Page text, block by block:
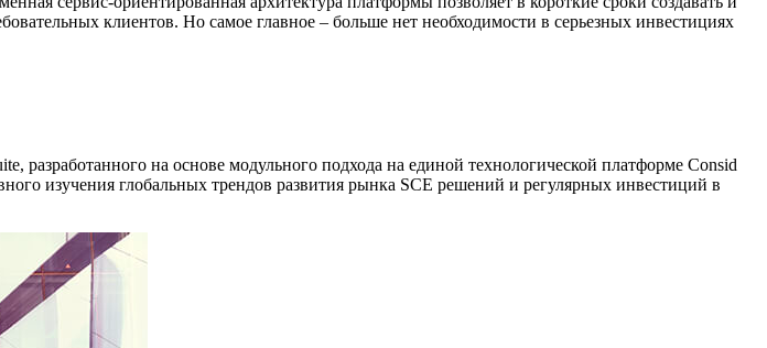
клиентов. Но самое главное – больше нет необходимости в серьезных инвестициях
разработанного на основе модульного подхода на единой технологической платформе Consid
изучения глобальных трендов развития рынка SCE решений и регулярных инвестиций в